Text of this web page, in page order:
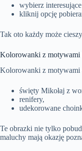
wybierz
kliknij opcję
Tak oto każdy może
Kolorowanki z motywami
Kolorowanki z motywami
święty Mikołaj z
renifery,
udekorowane
Te obrazki nie tylko
maluchy mają okazję